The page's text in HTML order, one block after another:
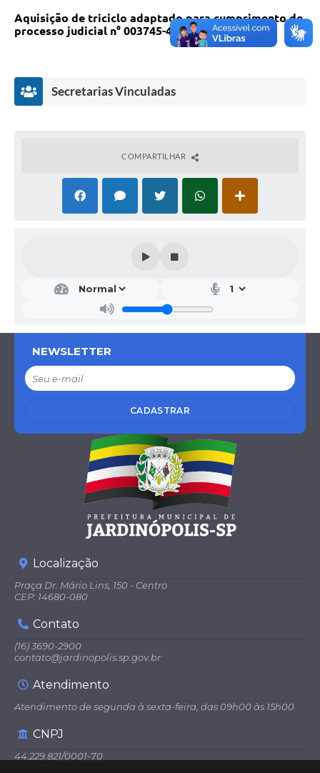
Aquisição de triciclo adaptado para cumprimento de
processo judicial n° 003745-44.2012.8.26.0300.
eletrônico:
Secretarias Vinculadas
etar
de
Saú
de
(SES
ce
COMPARTILHAR
NEWSLETTER
CADASTRAR
Localização
Praça Dr. Mário Lins, 150 - Centro
CEP: 14680-080
Contato
(16) 3690-2900
contato@jardinopolis.sp.gov.br
Atendimento
Atendimento de segunda à sexta-feira, das 09h00 às 15h00
CNPJ
44.229.821/0001-70